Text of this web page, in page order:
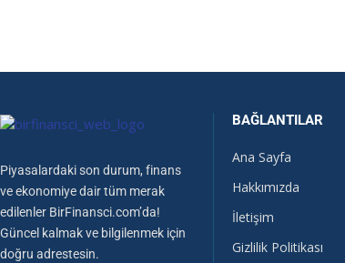
Piyasalardaki son durum, finans
ve ekonomiye dair tüm merak
edilenler BirFinansci.com’da!
Güncel kalmak ve bilgilenmek için
doğru adrestesin.
BAĞLANTILAR
Ana Sayfa
Hakkımızda
İletişim
Gizlilik Politikası